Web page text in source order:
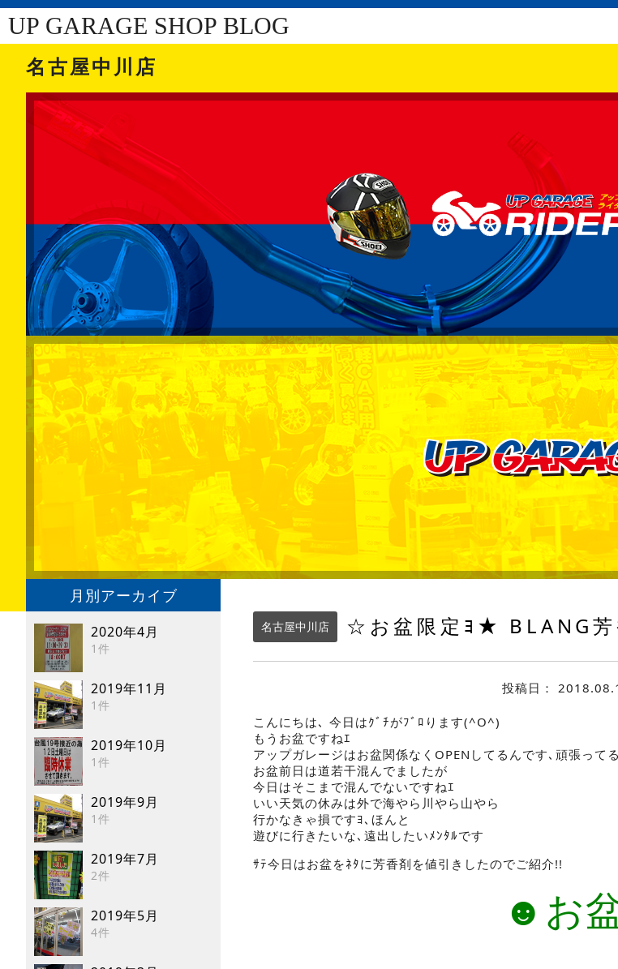
UP GARAGE SHOP BLOG
名古屋中川店
月別アーカイブ
2020年4月
1件
2019年11月
1件
2019年10月
1件
2019年9月
1件
2019年7月
2件
2019年5月
4件
名古屋中川店 ☆お盆限定ﾖ★ BLANG芳
投稿日：
こんにちは､ 今日はｸﾞﾁがﾌﾞﾛります(^O^)
もうお盆ですねｴ
アップガレージはお盆関係なくOPENしてるんです､頑張って
お盆前日は道若干混んでましたが
今日はそこまで混んでないですねｴ
いい天気の休みは外で海やら川やら山やら
行かなきゃ損ですﾖ､ほんと
遊びに行きたいな､遠出したいﾒﾝﾀﾙです
ｻﾃ今日はお盆をﾈﾀに芳香剤を値引きしたのでご紹介!!
☻お